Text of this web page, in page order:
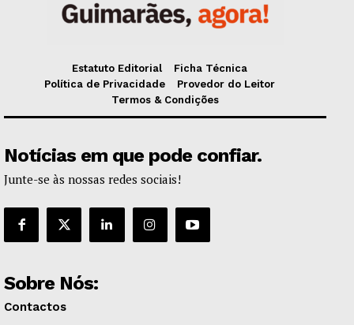
Estatuto Editorial
Ficha Técnica
Política de Privacidade
Provedor do Leitor
Termos & Condições
Notícias em que pode confiar.
Junte-se às nossas redes sociais!
Sobre Nós:
Contactos